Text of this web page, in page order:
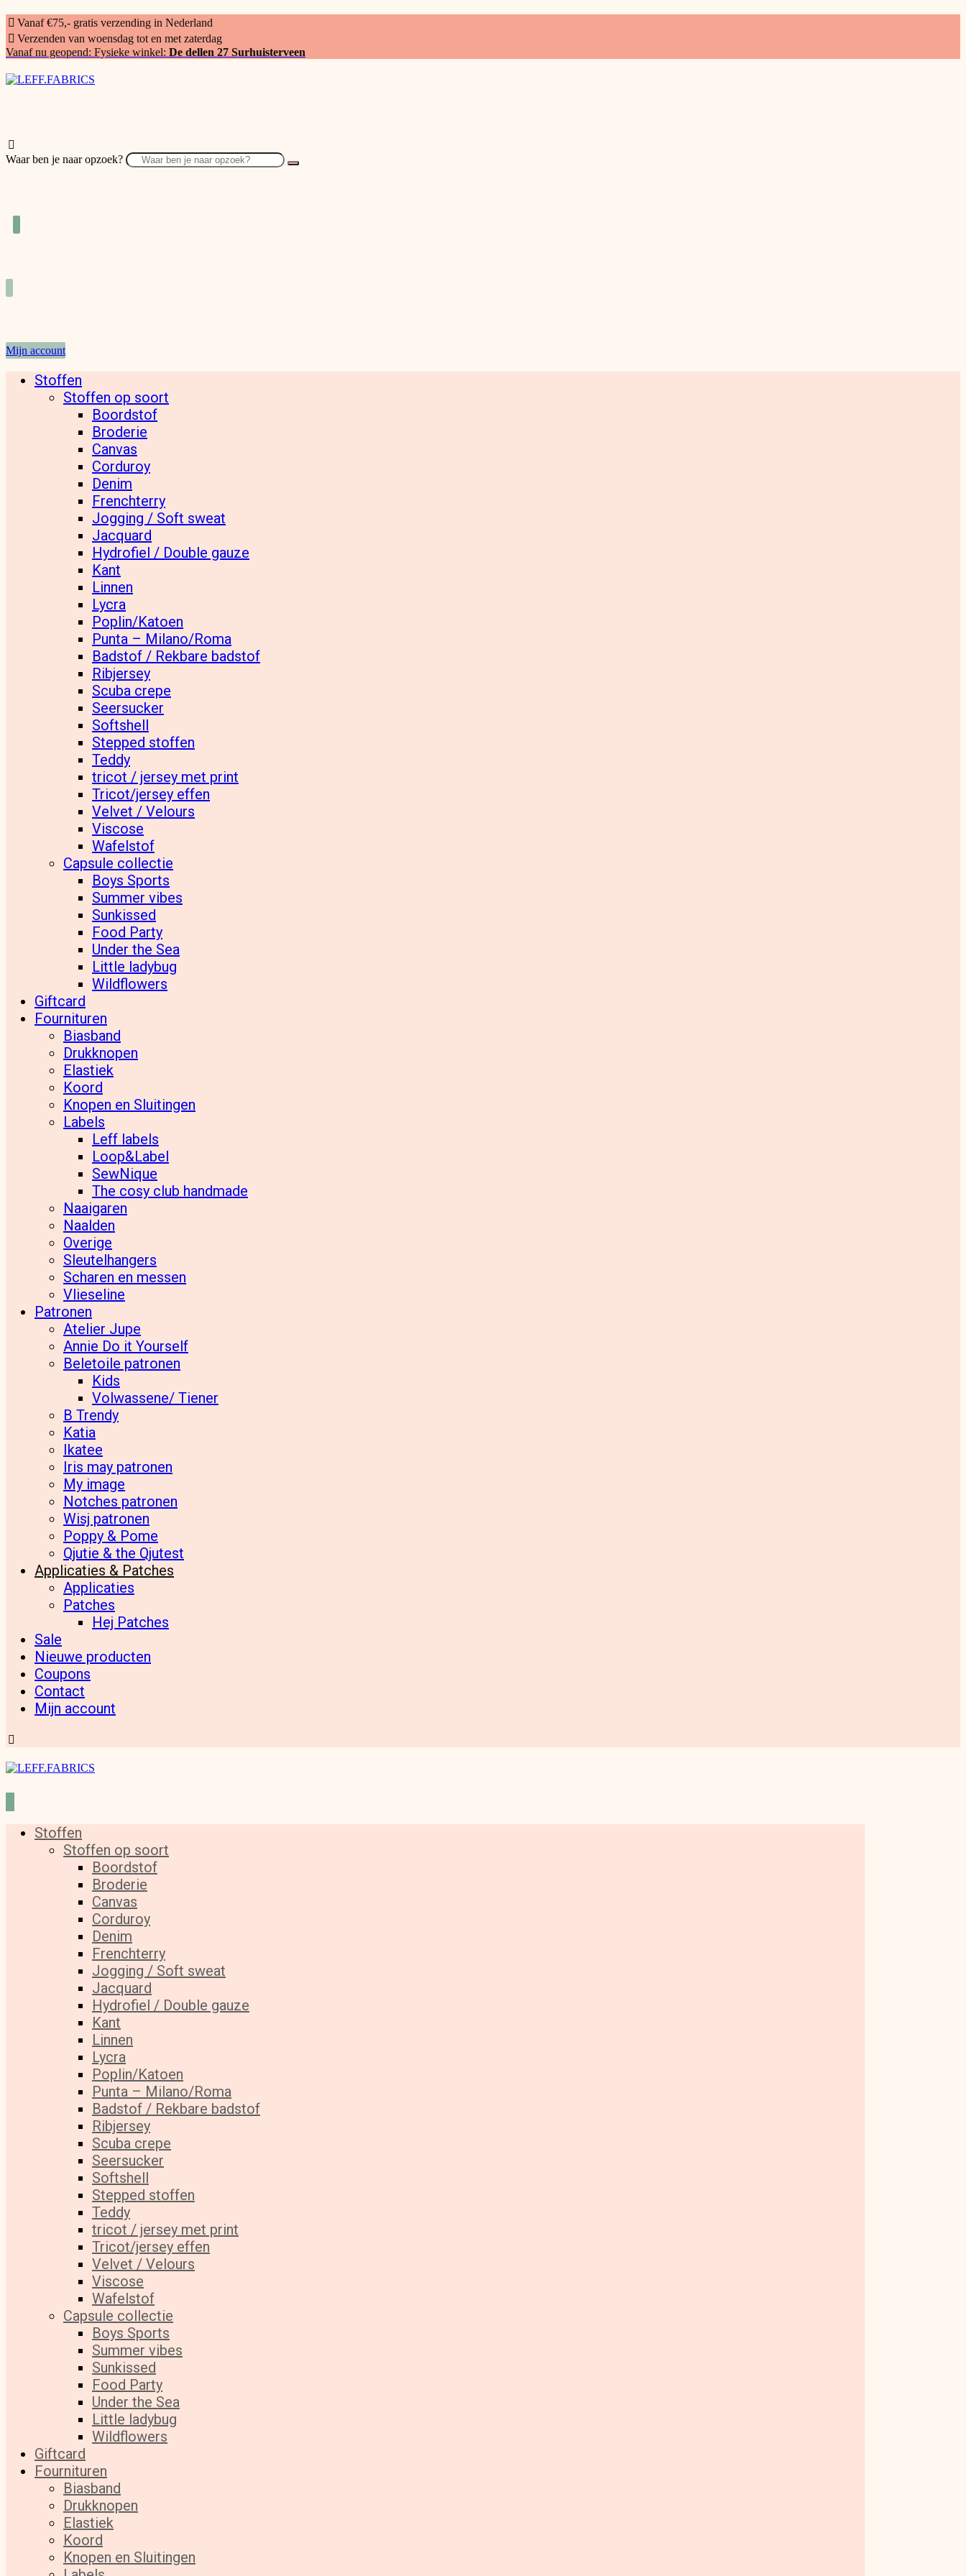
Vanaf €75,- gratis verzending in Nederland
Verzenden van woensdag tot en met zaterdag
Vanaf nu geopend: Fysieke winkel: De dellen 27 Surhuisterveen
Waar ben je naar opzoek?
Mijn account
Stoffen
Stoffen op soort
Boordstof
Broderie
Canvas
Corduroy
Denim
Frenchterry
Jogging / Soft sweat
Jacquard
Hydrofiel / Double gauze
Kant
Linnen
Lycra
Poplin/Katoen
Punta – Milano/Roma
Badstof / Rekbare badstof
Ribjersey
Scuba crepe
Seersucker
Softshell
Stepped stoffen
Teddy
tricot / jersey met print
Tricot/jersey effen
Velvet / Velours
Viscose
Wafelstof
Capsule collectie
Boys Sports
Summer vibes
Sunkissed
Food Party
Under the Sea
Little ladybug
Wildflowers
Giftcard
Fournituren
Biasband
Drukknopen
Elastiek
Koord
Knopen en Sluitingen
Labels
Leff labels
Loop&Label
SewNique
The cosy club handmade
Naaigaren
Naalden
Overige
Sleutelhangers
Scharen en messen
Vlieseline
Patronen
Atelier Jupe
Annie Do it Yourself
Beletoile patronen
Kids
Volwassene/ Tiener
B Trendy
Katia
Ikatee
Iris may patronen
My image
Notches patronen
Wisj patronen
Poppy & Pome
Qjutie & the Qjutest
Applicaties & Patches
Applicaties
Patches
Hej Patches
Sale
Nieuwe producten
Coupons
Contact
Mijn account
Stoffen
Stoffen op soort
Boordstof
Broderie
Canvas
Corduroy
Denim
Frenchterry
Jogging / Soft sweat
Jacquard
Hydrofiel / Double gauze
Kant
Linnen
Lycra
Poplin/Katoen
Punta – Milano/Roma
Badstof / Rekbare badstof
Ribjersey
Scuba crepe
Seersucker
Softshell
Stepped stoffen
Teddy
tricot / jersey met print
Tricot/jersey effen
Velvet / Velours
Viscose
Wafelstof
Capsule collectie
Boys Sports
Summer vibes
Sunkissed
Food Party
Under the Sea
Little ladybug
Wildflowers
Giftcard
Fournituren
Biasband
Drukknopen
Elastiek
Koord
Knopen en Sluitingen